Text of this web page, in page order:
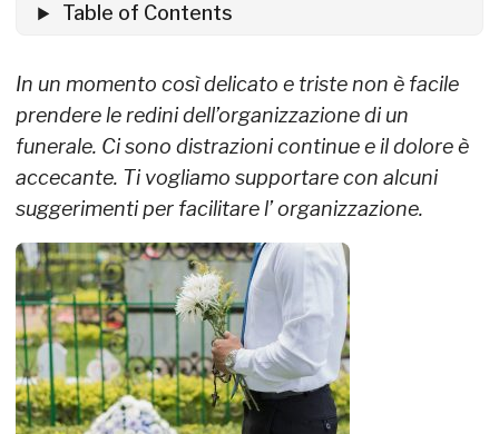
Table of Contents
In un momento così delicato e triste non è facile
prendere le redini dell’organizzazione di un
funerale. Ci sono distrazioni continue e il dolore è
accecante. Ti vogliamo supportare con alcuni
suggerimenti per facilitare l’ organizzazione.